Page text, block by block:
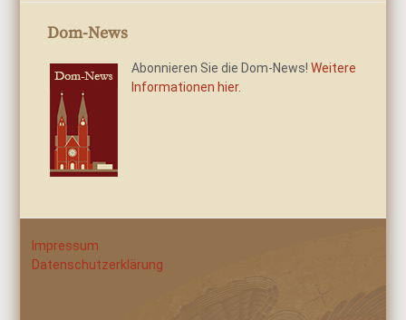
Dom-News
Abonnieren Sie die Dom-News!Weitere
Informationen hier.
Impressum
Datenschutzerklärung